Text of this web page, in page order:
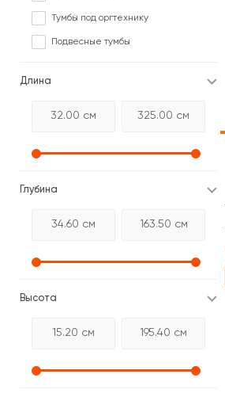
Тумбы под оргтехнику
Подвесные тумбы
Длина
Глубина
Высота